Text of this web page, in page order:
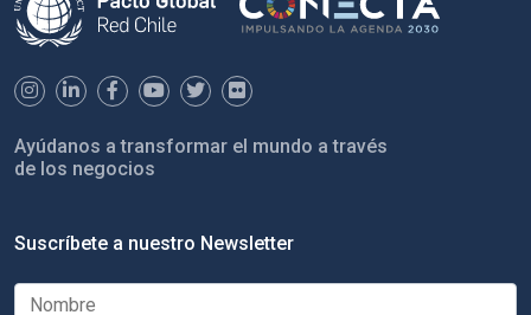
Ayúdanos a transformar el mundo a través
de los negocios
Suscríbete a nuestro Newsletter